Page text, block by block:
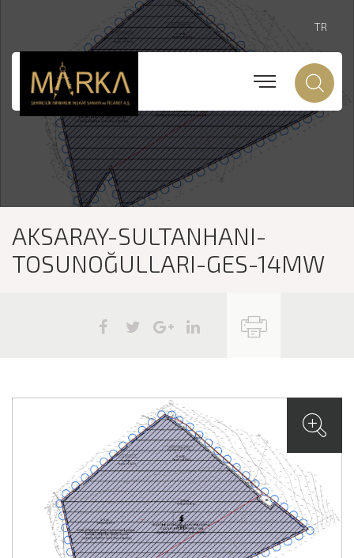
TR
AKSARAY-SULTANHANI-
TOSUNOĞULLARI-GES-14MW